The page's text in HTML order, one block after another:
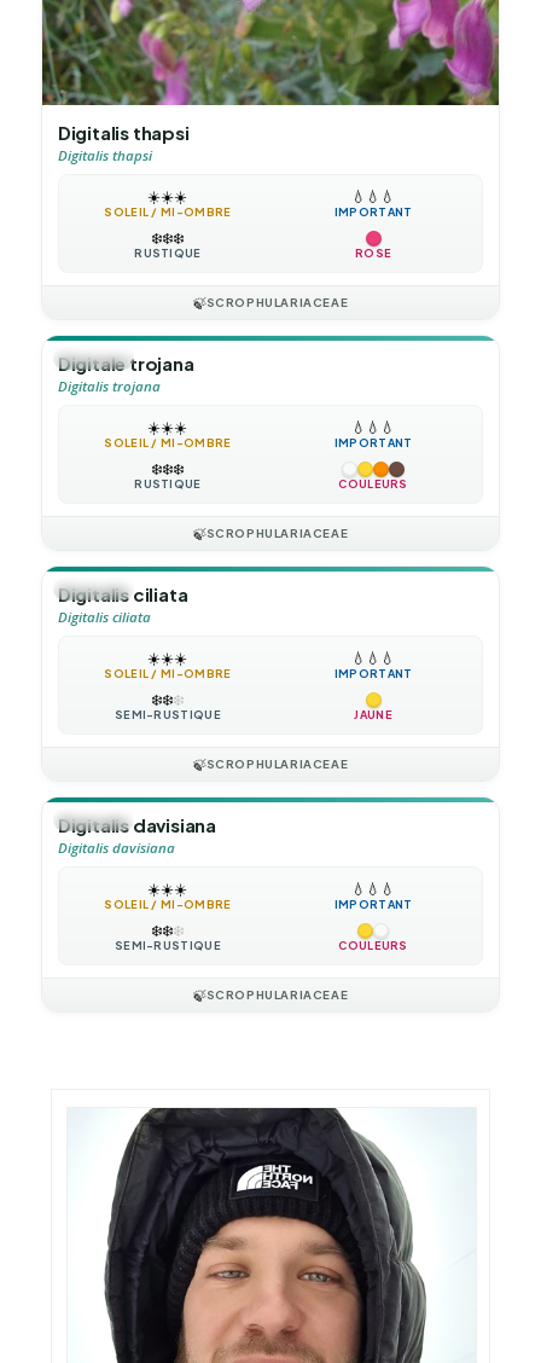
Digitalis thapsi
Digitalis thapsi
☀️☀️☀️
SOLEIL / MI-OMBRE
💧 💧 💧
IMPORTANT
❄️❄️❄️
RUSTIQUE ROSE
🍃SCROPHULARIACEAE
🪴VIVACE
Digitale trojana
Digitalis trojana
☀️☀️☀️
SOLEIL / MI-OMBRE
💧 💧 💧
IMPORTANT
❄️❄️❄️
RUSTIQUE COULEURS
🍃SCROPHULARIACEAE
🪴VIVACE
Digitalis ciliata
Digitalis ciliata
☀️☀️☀️
SOLEIL / MI-OMBRE
💧 💧 💧
IMPORTANT
❄️❄️❄️
SEMI-RUSTIQUE JAUNE
🍃SCROPHULARIACEAE
🪴VIVACE
Digitalis davisiana
Digitalis davisiana
☀️☀️☀️
SOLEIL / MI-OMBRE
💧 💧 💧
IMPORTANT
❄️❄️❄️
SEMI-RUSTIQUE COULEURS
🍃SCROPHULARIACEAE